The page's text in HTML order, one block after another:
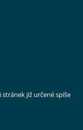
již určené spíše